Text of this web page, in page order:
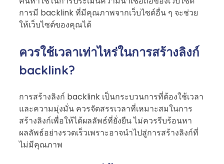
การมี backlink ที่มีคุณภาพจากเว็บไซต์อื่น ๆ จะช่วย
ให้เว็บไซต์ของคุณได้
ควรใช้เวลาเท่าไหร่ในการสร้างลิงก์
backlink?
การสร้างลิงก์ backlink เป็นกระบวนการที่ต้องใช้เวลา
และความมุ่งมั่น ควรจัดสรรเวลาที่เหมาะสมในการ
สร้างลิงก์เพื่อให้ได้ผลลัพธ์ที่ยั่งยืน ไม่ควรรีบร้อนหา
ผลลัพธ์อย่างรวดเร็วเพราะอาจนำไปสู่การสร้างลิงก์ที่
ไม่มีคุณภาพ